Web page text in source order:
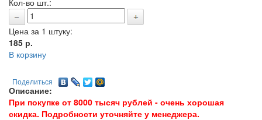
Кол-во шт.:
Цена за 1 штуку:
185 р.
В корзину
Поделиться
Описание:
При покупке от 8000 тысяч рублей - очень хорошая
скидка. Подробности уточняйте у менеджера.